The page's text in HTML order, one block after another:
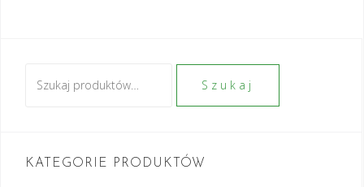
Szukaj
KATEGORIE PRODUKTÓW